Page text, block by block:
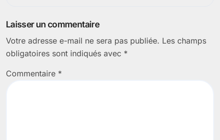
Laisser un commentaire
Votre adresse e-mail ne sera pas publiée. Les champs
obligatoires sont indiqués avec *
Commentaire *